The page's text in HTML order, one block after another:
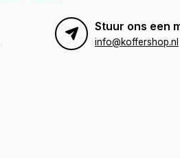
Stuur ons een
info@koffershop.nl